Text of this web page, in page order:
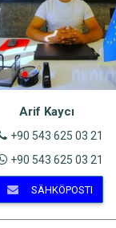
Arif Kaycı
+90 543 625 03 21
+90 543 625 03 21
SÄHKÖPOSTI